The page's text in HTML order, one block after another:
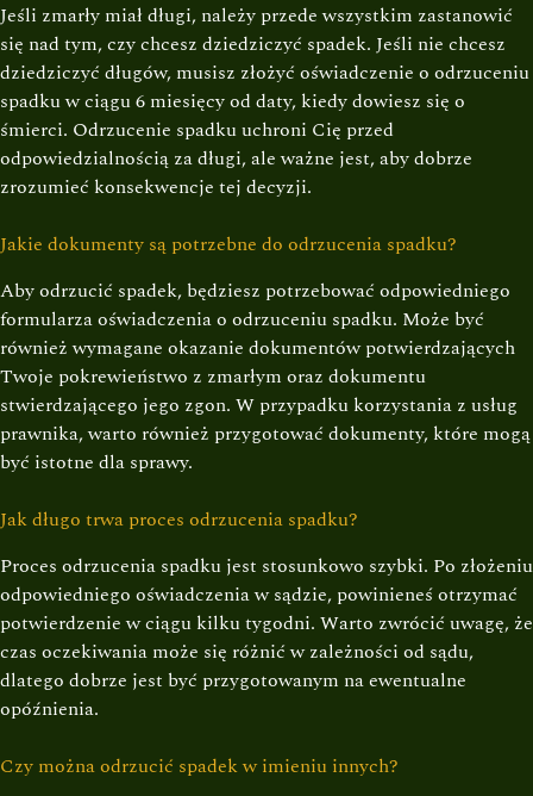
Jeśli zmarły miał długi, należy przede wszystkim zastanowić
się nad tym, czy chcesz dziedziczyć spadek. Jeśli nie chcesz
dziedziczyć długów, musisz złożyć oświadczenie o odrzuceniu
spadku w ciągu 6 miesięcy od daty, kiedy dowiesz się o
śmierci. Odrzucenie spadku uchroni Cię przed
odpowiedzialnością za długi, ale ważne jest, aby dobrze
zrozumieć konsekwencje tej decyzji.
Jakie dokumenty są potrzebne do odrzucenia spadku?
Aby odrzucić spadek, będziesz potrzebować odpowiedniego
formularza oświadczenia o odrzuceniu spadku. Może być
również wymagane okazanie dokumentów potwierdzających
Twoje pokrewieństwo z zmarłym oraz dokumentu
stwierdzającego jego zgon. W przypadku korzystania z usług
prawnika, warto również przygotować dokumenty, które mogą
być istotne dla sprawy.
Jak długo trwa proces odrzucenia spadku?
Proces odrzucenia spadku jest stosunkowo szybki. Po złożeniu
odpowiedniego oświadczenia w sądzie, powinieneś otrzymać
potwierdzenie w ciągu kilku tygodni. Warto zwrócić uwagę, że
czas oczekiwania może się różnić w zależności od sądu,
dlatego dobrze jest być przygotowanym na ewentualne
opóźnienia.
Czy można odrzucić spadek w imieniu innych?